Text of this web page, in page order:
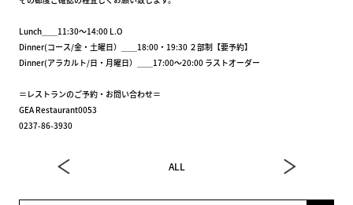
Lunch＿＿11:30～14:00 L.O
Dinner(コース/金・土曜日）＿＿18:00・19:30 ２部制【要予約】
Dinner(アラカルト/日・月曜日）＿＿17:00～20:00 ラストオーダー
＝レストランのご予約・お問い合わせ＝
GEA Restaurant0053
0237-86-3930
ALL